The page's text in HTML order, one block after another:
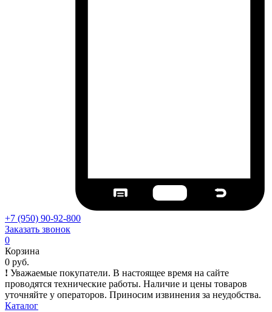
+7 (950) 90-92-800
Заказать звонок
0
Корзина
0 руб.
! Уважаемые покупатели. В настоящее время на сайте
проводятся технические работы. Наличие и цены товаров
уточняйте у операторов. Приносим извинения за неудобства.
Каталог